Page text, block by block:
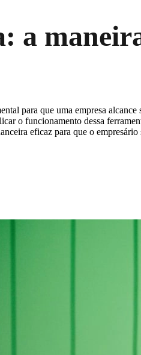
a
para que uma empresa
o funcionamento dessa
eficaz para que o